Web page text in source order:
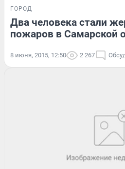
ГОРОД
Два человека стали
пожаров в Самарской
8 июня, 2015, 12:50 2 267